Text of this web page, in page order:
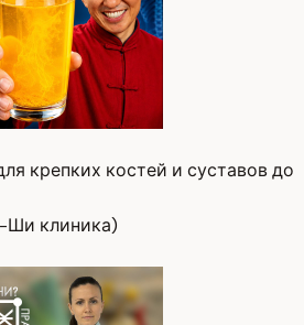
крепких костей и суставов до
клиника)